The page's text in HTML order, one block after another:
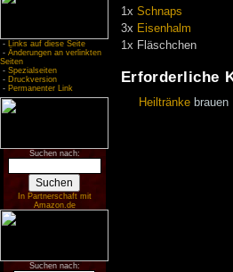
- Links auf diese Seite
- Änderungen an verlinkten
Seiten
- Spezialseiten
- Druckversion
- Permanenter Link
Suchen nach:
In Partnerschaft mit
Amazon.de
Suchen nach:
1x Schnaps
3x Eisenhalm
1x Fläschchen
Erforderliche
Heiltränke brauen